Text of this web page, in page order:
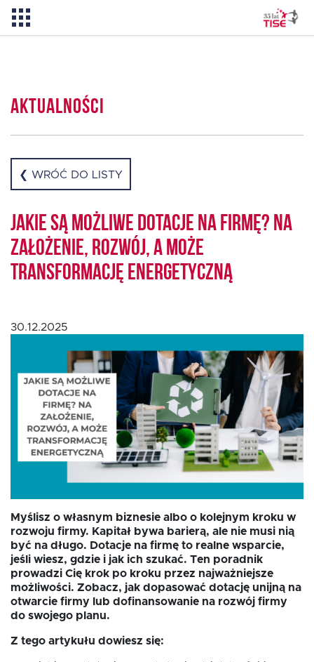
Dlaczego TISE?
Pożyczka rozwojowa TISE – NOWOŚĆ!
Oferta dla MSP
Fundusz FKIS
Rodo
Dokumenty
Rekrutujemy
Kontakt
Aktualności
❮ WRÓĆ DO LISTY
Jakie są możliwe dotacje na firmę? Na
założenie, rozwój, a może
transformację energetyczną
30.12.2025
Myślisz o własnym biznesie albo o kolejnym kroku w
rozwoju firmy. Kapitał bywa barierą, ale nie musi nią
być na długo. Dotacje na firmę to realne wsparcie,
jeśli wiesz, gdzie i jak ich szukać. Ten poradnik
prowadzi Cię krok po kroku przez najważniejsze
możliwości. Zobacz, jak dopasować dotację unijną na
otwarcie firmy lub dofinansowanie na rozwój firmy
do swojego planu.
Z tego artykułu dowiesz się: